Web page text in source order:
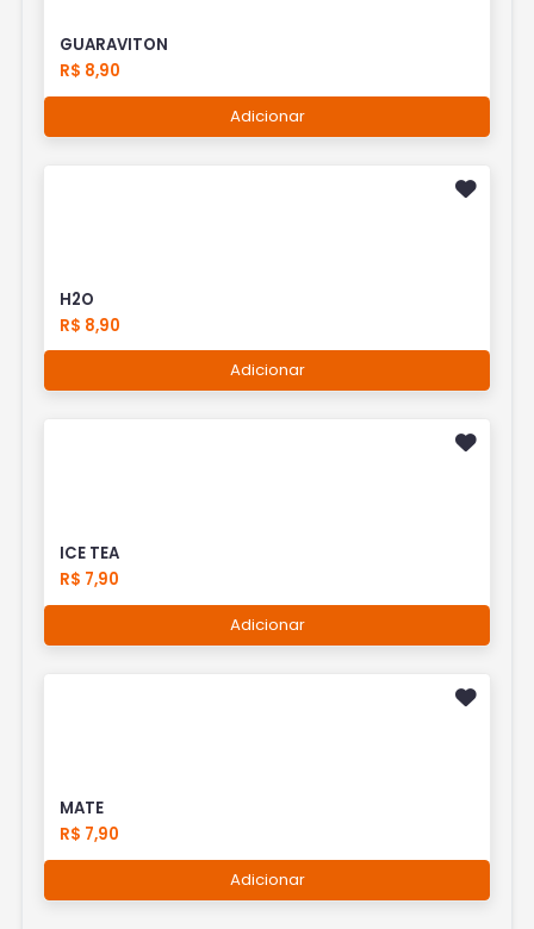
GUARAVITON
R$ 8,90
Adicionar
H2O
R$ 8,90
Adicionar
ICE TEA
R$ 7,90
Adicionar
MATE
R$ 7,90
Adicionar